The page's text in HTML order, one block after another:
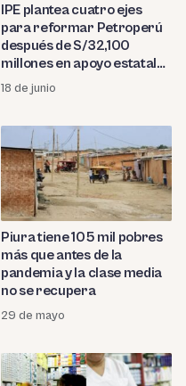
IPE plantea cuatro ejes
para reformar Petroperú
después de S/32,100
millones en apoyo estatal
desde 2013
18 de junio
Piura tiene 105 mil pobres
más que antes de la
pandemia y la clase media
no se recupera
29 de mayo